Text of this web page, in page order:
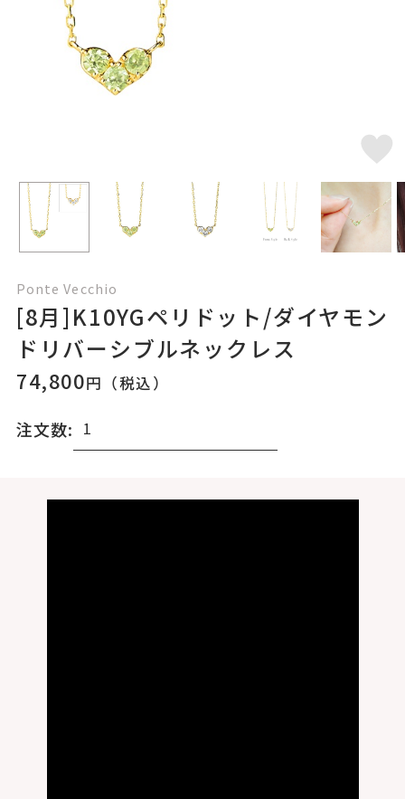
Ponte Vecchio
[8月]K10YGペリドット/ダイヤモン
ドリバーシブルネックレス
74,800円（税込）
注文数: